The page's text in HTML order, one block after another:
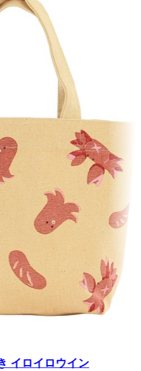
き イロイロウイン